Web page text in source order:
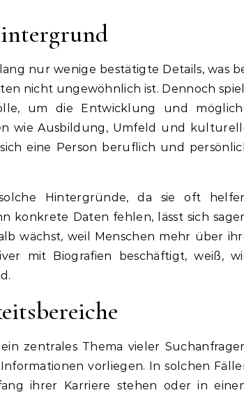
nur wenige bestätigte Details, was
nicht ungewöhnlich ist. Dennoch
um die Entwicklung und
wie Ausbildung, Umfeld und
eine Person beruflich und
Hintergründe, da sie oft
konkrete Daten fehlen, lässt sich
wächst, weil Menschen mehr über
mit Biografien beschäftigt, weiß,
zentrales Thema vieler
vorliegen. In solchen
ihrer Karriere stehen oder in